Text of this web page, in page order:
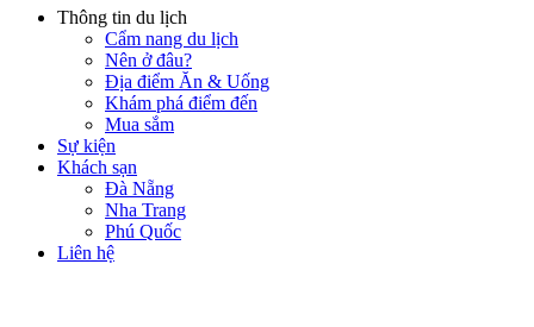
Thông tin du lịch
Cẩm nang du lịch
Nên ở đâu?
Địa điểm Ăn & Uống
Khám phá điểm đến
Mua sắm
Sự kiện
Khách sạn
Đà Nẵng
Nha Trang
Phú Quốc
Liên hệ